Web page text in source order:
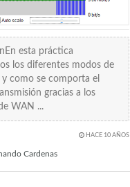
esta práctica
los diferentes modos de
como se comporta el
gracias a los
WAN ...
HACE 10 AÑOS
Cardenas